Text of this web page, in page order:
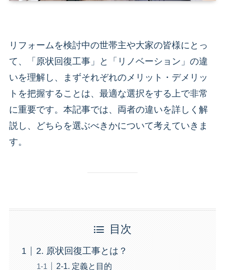
リフォームを検討中の世帯主や大家の皆様にとっ
て、「原状回復工事」と「リノベーション」の違
いを理解し、まずそれぞれのメリット・デメリッ
トを把握することは、最適な選択をする上で非常
に重要です。本記事では、両者の違いを詳しく解
説し、どちらを選ぶべきかについて考えていきま
す。
目次
2. 原状回復工事とは？
2-1. 定義と目的